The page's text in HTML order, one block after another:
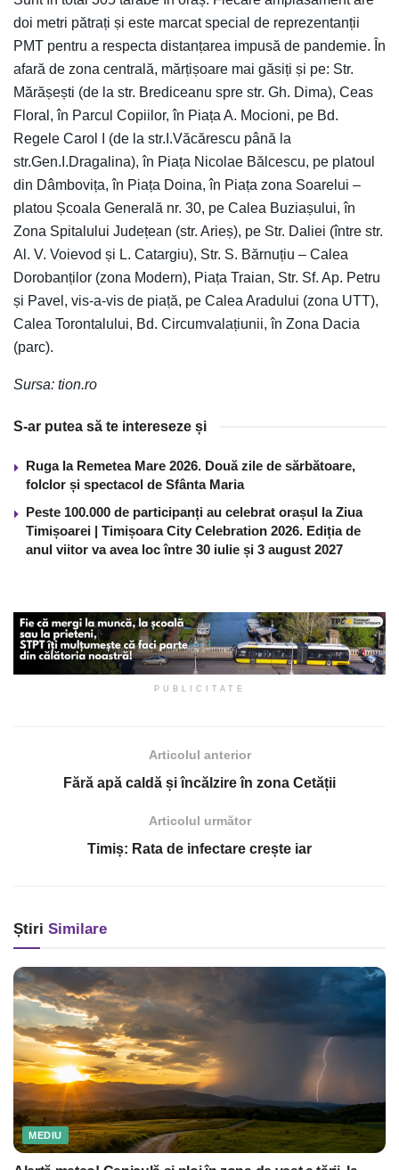
doi metri pătrați și este marcat special de reprezentanții
PMT pentru a respecta distanțarea impusă de pandemie. În
afară de zona centrală, mărțișoare mai găsiți și pe: Str.
Mărășești (de la str. Brediceanu spre str. Gh. Dima), Ceas
Floral, în Parcul Copiilor, în Piața A. Mocioni, pe Bd.
Regele Carol I (de la str.I.Văcărescu până la
str.Gen.I.Dragalina), în Piața Nicolae Bălcescu, pe platoul
din Dâmbovița, în Piața Doina, în Piața zona Soarelui –
platou Școala Generală nr. 30, pe Calea Buziașului, în
Zona Spitalului Județean (str. Arieș), pe Str. Daliei (între str.
Al. V. Voievod și L. Catargiu), Str. S. Bărnuțiu – Calea
Dorobanților (zona Modern), Piața Traian, Str. Sf. Ap. Petru
și Pavel, vis-a-vis de piață, pe Calea Aradului (zona UTT),
Calea Torontalului, Bd. Circumvalațiunii, în Zona Dacia
(parc).
Sursa: tion.ro
S-ar putea să te intereseze și
Ruga la Remetea Mare 2026. Două zile de sărbătoare,
folclor și spectacol de Sfânta Maria
Peste 100.000 de participanți au celebrat orașul la Ziua
Timișoarei | Timișoara City Celebration 2026. Ediția de
anul viitor va avea loc între 30 iulie și 3 august 2027
PUBLICITATE
Articolul anterior
Fără apă caldă și încălzire în zona Cetății
Articolul următor
Timiș: Rata de infectare crește iar
Știri Similare
MEDIU